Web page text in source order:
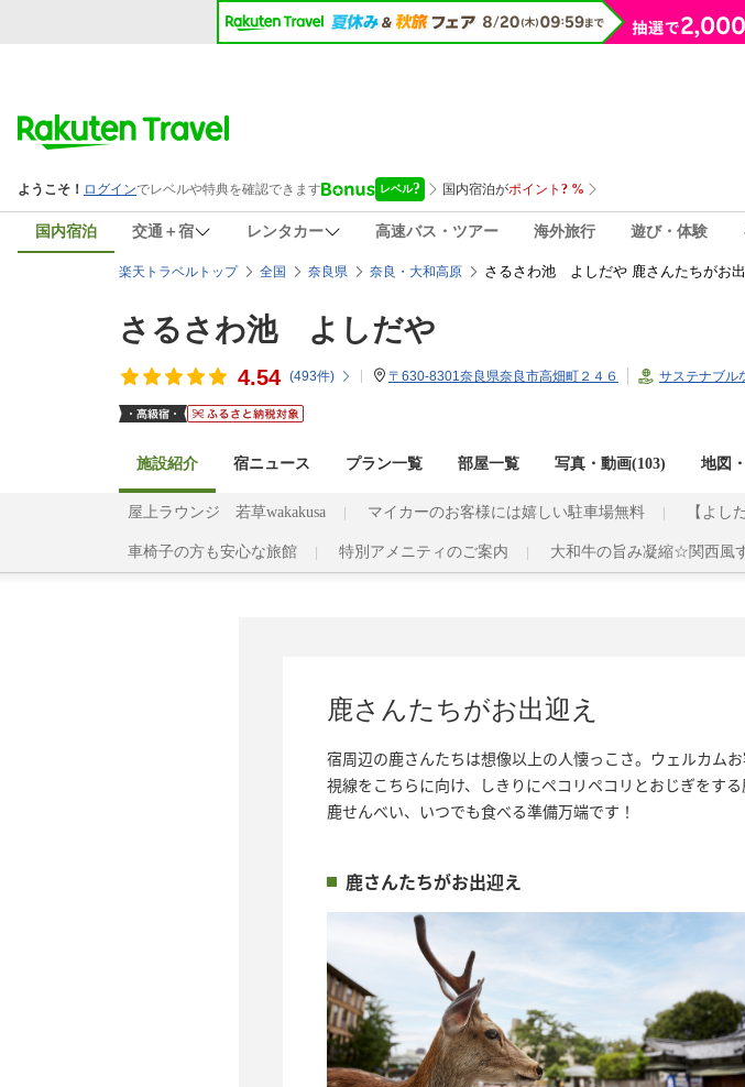
国内宿泊 交通＋宿 レンタカー 高速バス・ツアー 海外旅行 遊び・体験
楽天トラベルトップ 全国 奈良県 奈良・大和高原 さるさわ池 よしだや 鹿さんたちがお出
さるさわ池 よしだや
4.54 (493件) 〒630-8301奈良県奈良市高畑町２４６ サステナブル
施設紹介 宿ニュース プラン一覧 部屋一覧 写真・動画(103) 地図
屋上ラウンジ 若草wakakusa マイカーのお客様には嬉しい駐車場無料 【よし
車椅子の方も安心な旅館 特別アメニティのご案内 大和牛の旨み凝縮☆関西風
鹿さんたちがお出迎え
宿周辺の鹿さんたちは想像以上の人懐っこさ。ウェルカムお
視線をこちらに向け、しきりにペコリペコリとおじぎをする
鹿せんべい、いつでも食べる準備万端です！
鹿さんたちがお出迎え